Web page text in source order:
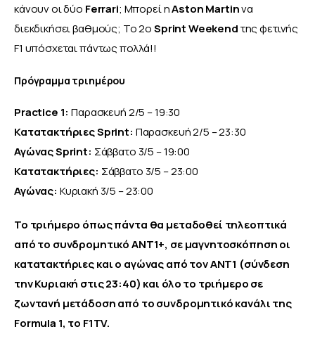
κάνουν οι δύο Ferrari; Μπορεί η Aston Martin να
διεκδικήσει βαθμούς; Το 2o Sprint Weekend της φετινής
F1 υπόσχεται πάντως πολλά!!
Πρόγραμμα τριημέρου
Practice 1: Παρασκευή 2/5 – 19:30
Κατατακτήριες Sprint: Παρασκευή 2/5 – 23:30
Αγώνας Sprint: Σάββατο 3/5 – 19:00
Κατατακτήριες: Σάββατο 3/5 – 23:00
Αγώνας: Κυριακή 3/5 – 23:00
Το τριήμερο όπως πάντα θα μεταδοθεί τηλεοπτικά
από το συνδρομητικό ANT1+, σε μαγνητοσκόπηση οι
κατατακτήριες και ο αγώνας από τον ANT1 (σύνδεση
την Κυριακή στις 23:40) και όλο το τριήμερο σε
ζωντανή μετάδοση από το συνδρομητικό κανάλι της
Formula 1, το F1TV.